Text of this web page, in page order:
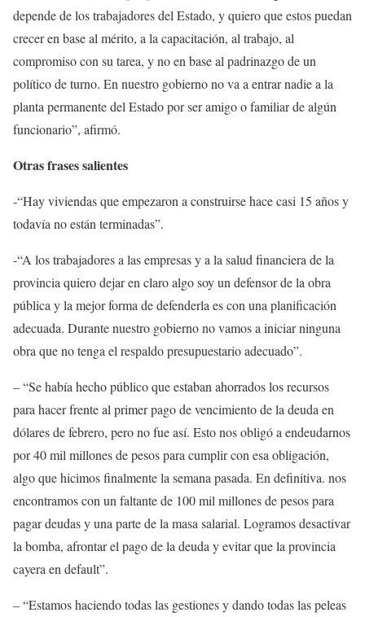
depende de los trabajadores del Estado, yquiero que estos puedan
crecer en base al mérito, a la capacitación, al trabajo, al
compromiso con su tarea, y no en base al padrinazgo de un
político de turno. En nuestro gobierno no va a entrar nadie a la
planta permanente del Estado por ser amigo o familiar de algún
funcionario”, afirmó.
Otras frases salientes
-“Hay viviendasque empezaron a construirse hacecasi 15 años y
todavía no están terminadas”.
-“A los trabajadores a las empresas y a la salud financiera de la
provincia quiero dejar en claro algo soy un defensor de la obra
pública y la mejor forma de defenderla es con una planificación
adecuada. Durante nuestro gobierno no vamos a iniciarninguna
obra que no tenga el respaldo presupuestario adecuado”.
– “Se había hecho público que estaban ahorrados los recursos
para hacer frente al primer pago de vencimiento de la deuda en
dólares de febrero, pero no fue así. Esto nos obligó a endeudarnos
por 40 mil millones de pesos para cumplir con esa obligación,
algo que hicimos finalmente la semana pasada. En definitiva. nos
encontramos con un faltante de 100 mil millonesde pesospara
pagar deudas y una parte de la masa salarial. Logramos desactivar
la bomba, afrontar el pago de la deuda y evitar que la provincia
cayera en default”.
– “Estamos haciendo todas las gestiones y dando todas las peleas